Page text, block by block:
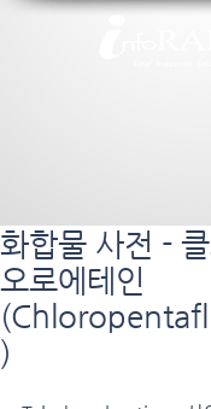
화합물 사전 -
오로에테인
)